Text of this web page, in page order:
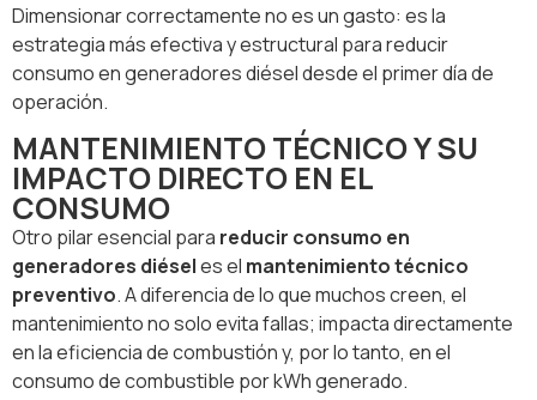
Dimensionar correctamente no es un gasto: es la
estrategia más efectiva y estructural para reducir
consumo en generadores diésel desde el primer día de
operación.
MANTENIMIENTO TÉCNICO Y SU
IMPACTO DIRECTO EN EL
CONSUMO
Otro pilar esencial para reducir consumo en
generadores diéseles el mantenimiento técnico
preventivo. A diferencia de lo que muchos creen, el
mantenimiento no solo evita fallas; impacta directamente
en la eficiencia de combustión y, por lo tanto, en el
consumo de combustible por kWh generado.